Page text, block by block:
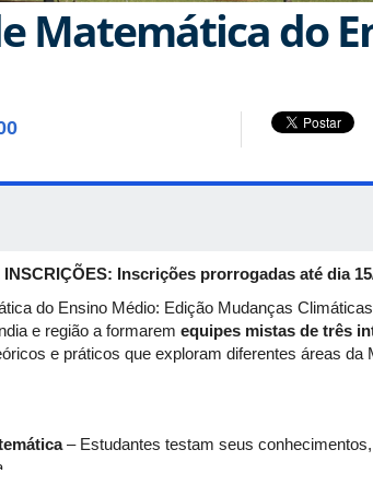
Matemática do
Inscrições prorrogadas até dia
do Ensino Médio: Edição Mudanças
e região a formarem equipes mistas de três
e práticos que exploram diferentes áreas da
– Estudantes testam seus